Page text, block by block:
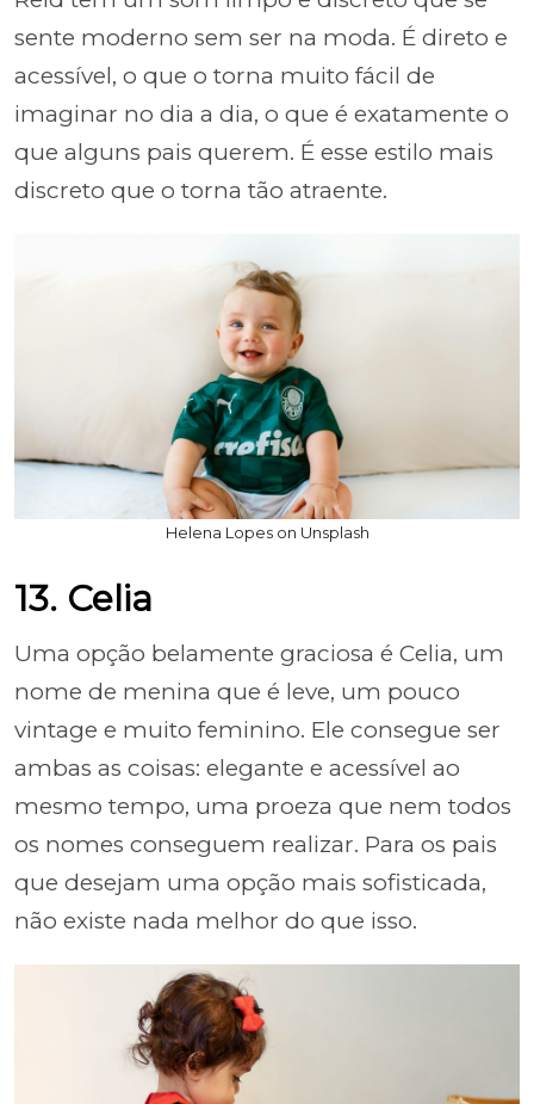
sente moderno sem ser na moda. É direto e
acessível, o que o torna muito fácil de
imaginar no dia a dia, o que é exatamente o
que alguns pais querem. É esse estilo mais
discreto que o torna tão atraente.
Helena Lopes on Unsplash
13. Celia
Uma opção belamente graciosa é Celia, um
nome de menina que é leve, um pouco
vintage e muito feminino. Ele consegue ser
ambas as coisas: elegante e acessível ao
mesmo tempo, uma proeza que nem todos
os nomes conseguem realizar. Para os pais
que desejam uma opção mais sofisticada,
não existe nada melhor do que isso.